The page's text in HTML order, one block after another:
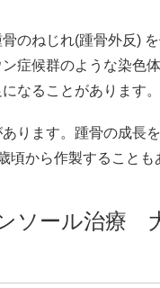
のねじれ(踵骨外反)
症候群のような染色
なることがあります。
ります。踵骨の成長
頃から作製することも
ソール治療